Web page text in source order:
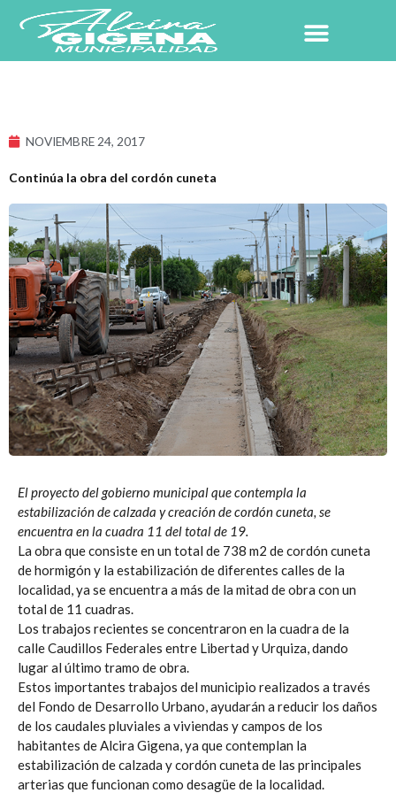
contenido
NOVIEMBRE 24, 2017
Continúa la obra del cordón cuneta
El proyecto del gobierno municipal que contempla la
estabilización de calzada y creación de cordón cuneta, se
encuentra en la cuadra 11 del total de 19.
La obra que consiste en un total de 738 m2 de cordón cuneta
de hormigón y la estabilización de diferentes calles de la
localidad, ya se encuentra a más de la mitad de obra con un
total de 11 cuadras.
Los trabajos recientes se concentraron en la cuadra de la
calle Caudillos Federales entre Libertad y Urquiza, dando
lugar al último tramo de obra.
Estos importantes trabajos del municipio realizados a través
del Fondo de Desarrollo Urbano, ayudarán a reducir los daños
de los caudales pluviales a viviendas y campos de los
habitantes de Alcira Gigena, ya que contemplan la
estabilización de calzada y cordón cuneta de las principales
arterias que funcionan como desagüe de la localidad.